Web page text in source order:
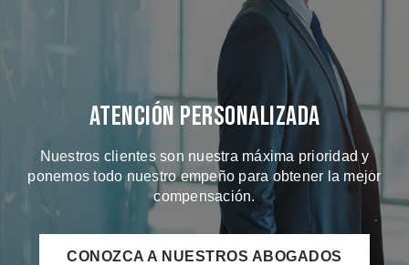
Atención Personalizada
Nuestros clientes son nuestra máxima prioridad y
ponemos todo nuestro empeño para obtener la mejor
compensación.
CONOZCA A NUESTROS ABOGADOS